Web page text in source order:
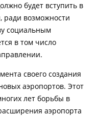
будет вступить в
ради возможности
социальным
в том число
своего создания
аэропортов. Этот
лет борьбы в
аэропорта